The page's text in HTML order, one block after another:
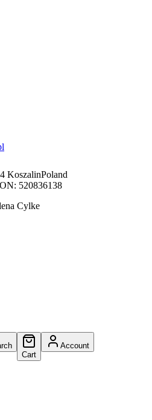
KoszalinPoland
520836138
Cylke
Cart
Account